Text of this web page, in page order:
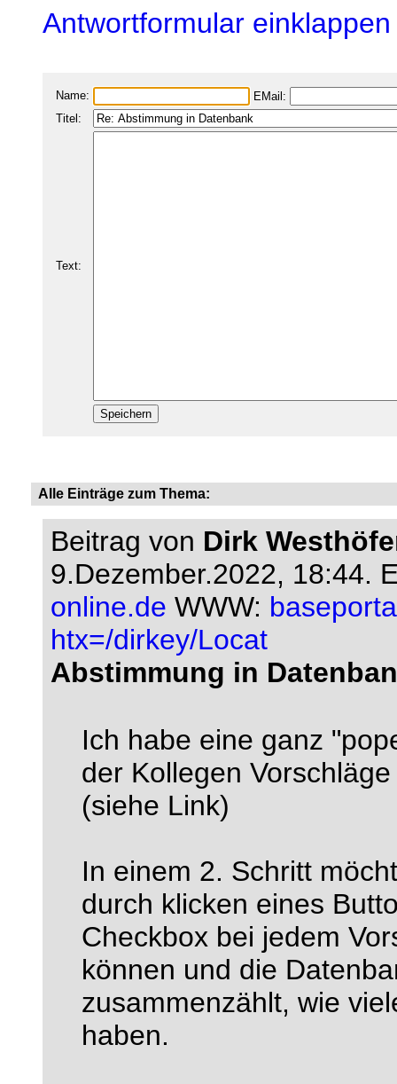
Antwortformular einklappen
Name:
EMail:
Titel:
Text:
Alle Einträge zum Thema:
Beitrag von Dirk
9.Dezember.2022, 18:44.
online.de WWW:
htx=/dirkey/Locat
Abstimmung in
Ich habe eine ganz
der Kollegen
(siehe Link)
In einem 2. Schritt
durch klicken eines
Checkbox bei jedem
können und die
zusammenzählt, wie
haben.